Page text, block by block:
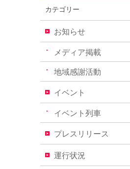
カテゴリー
お知らせ
メディア掲載
地域感謝活動
イベント
イベント列車
プレスリリース
運行状況